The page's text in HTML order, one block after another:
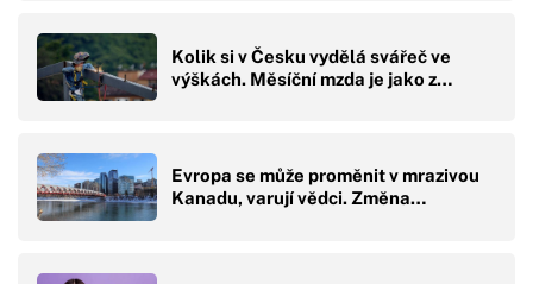
Kolik si v Česku vydělá svářeč ve
výškách. Měsíční mzda je jako z…
Evropa se může proměnit v mrazivou
Kanadu, varují vědci. Změna…